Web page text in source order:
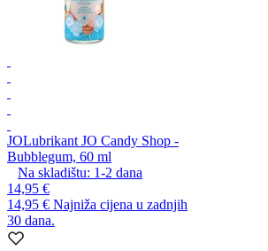
JOLubrikant JO Candy Shop -
Bubblegum, 60 ml
Na skladištu: 1-2 dana
14,95 €
14,95 € Najniža cijena u zadnjih
30 dana.